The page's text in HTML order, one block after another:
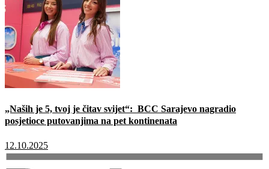
„Naših je 5, tvoj je čitav svijet“: BCC Sarajevo nagradio
posjetioce putovanjima na pet kontinenata
12.10.2025